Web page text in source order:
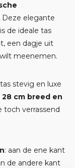
Deze elegante
is de ideale tas
een dagje uit
meenemen.
stevig en luxe
cm breed en
toch verrassend
: aan de ene kant
de andere kant